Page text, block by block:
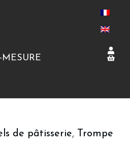
MESURE
de pâtisserie, Trompe